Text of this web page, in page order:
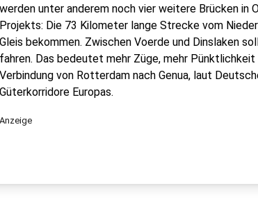
werden unter anderem noch vier weitere Brücken in
Projekts: Die 73 Kilometer lange Strecke vom
Gleis bekommen. Zwischen Voerde und Dinslaken
fahren. Das bedeutet mehr Züge, mehr
Verbindung von Rotterdam nach Genua, laut
Güterkorridore Europas.
Anzeige